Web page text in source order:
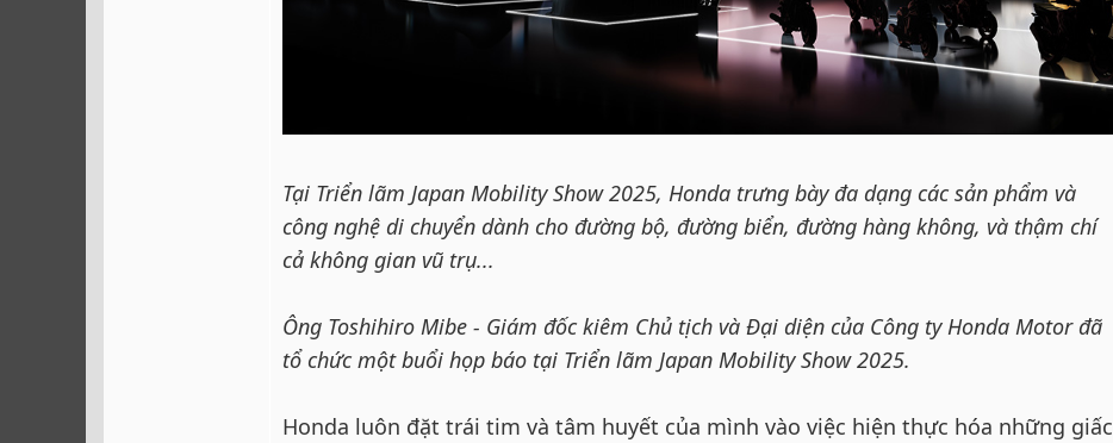
Tại Triển lãm Japan Mobility Show 2025, Honda trưng bày đa dạng các sản phẩm và
công nghệ di chuyển dành cho đường bộ, đường biển, đường hàng không, và thậm chí
cả không gian vũ trụ...
Ông Toshihiro Mibe - Giám đốc kiêm Chủ tịch và Đại diện của Công ty Honda Motor đã
tổ chức một buổi họp báo tại Triển lãm Japan Mobility Show 2025.
Honda luôn đặt trái tim và tâm huyết của mình vào việc hiện thực hóa những giấc